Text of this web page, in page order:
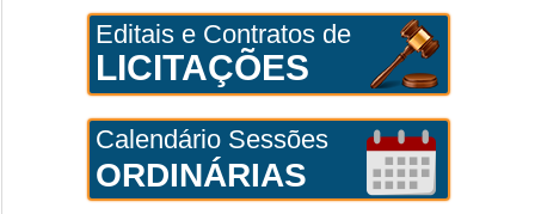
Editais e Contratos de
LICITAÇÕES
Calendário Sessões
ORDINÁRIAS